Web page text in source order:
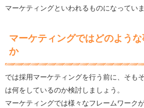
マーケティングといわれるものになっていま
マーケティングではどのよう
か
では採用マーケティングを行う前に、そも
は何をしているのか検討しましょう。
マーケティングでは様々なフレームワーク